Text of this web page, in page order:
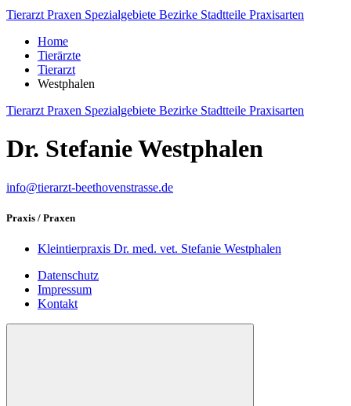
Tierarzt Praxen Spezialgebiete Bezirke Stadtteile Praxisarten
Home
Tierärzte
Tierarzt
Westphalen
Tierarzt Praxen Spezialgebiete Bezirke Stadtteile Praxisarten
Dr. Stefanie Westphalen
info@tierarzt-beethovenstrasse.de
Praxis / Praxen
Kleintierpraxis Dr. med. vet. Stefanie Westphalen
Datenschutz
Impressum
Kontakt